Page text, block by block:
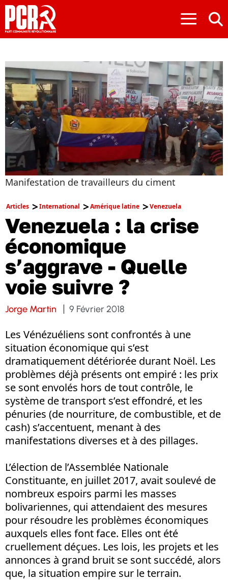
≡
Manifestation de travailleurs du ciment
Articles International Amérique latine Venezuela
Venezuela : la crise
économique
s’aggrave - Quelle
voie suivre ?
Jorge Martin 9 Février 2018
Les Vénézuéliens sont confrontés à une
situation économique qui s’est
dramatiquement détériorée durant Noël. Les
problèmes déjà présents ont empiré : les prix
se sont envolés hors de tout contrôle, le
système de transport s’est effondré, et les
pénuries (de nourriture, de combustible, et de
cash) s’accentuent, menant à des
manifestations diverses et à des pillages.
L’élection de l’Assemblée Nationale
Constituante, en juillet 2017, avait soulevé de
nombreux espoirs parmi les masses
bolivariennes, qui attendaient des mesures
pour résoudre les problèmes économiques
auxquels elles font face. Elles ont été
cruellement déçues. Les lois, les projets et les
annonces à grand bruit se sont succédé, alors
que, la situation empire sur le terrain.